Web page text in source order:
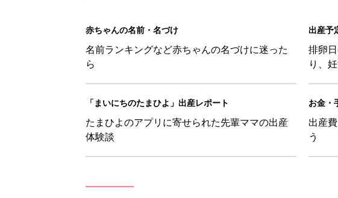
赤ちゃんの名前・名づけ
名前ランキングなど赤ちゃんの名づけに迷った
ら
出産予
排卵
り、
「まいにちのたまひよ」出産レポート
たまひよのアプリに寄せられた先輩ママの出産
体験談
お金・
出産
う